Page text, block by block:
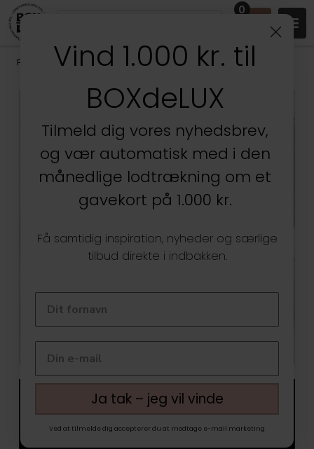
0
Produkter /Stuen Væghylder & gallerihylder
Kun hos BOXdeLUX
Vind 1.000 kr. til
BOXdeLUX
Tilmeld dig vores nyhedsbrev,
og vær automatisk med i den
månedlige lodtrækning om et
gavekort på 1.000 kr.
Få samtidig inspiration, nyheder og særlige
tilbud direkte i indbakken.
Ja tak – jeg vil vinde
Ved at tilmelde dig accepterer du at modtage e-mail marketing